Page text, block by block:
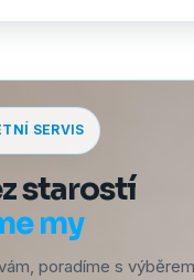
SERVIS
starostí
my
poradíme s